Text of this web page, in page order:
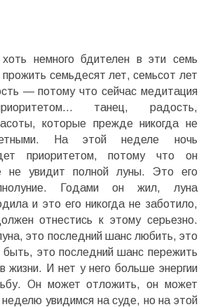
немного бдителен в эти семь
семьдесят лет, семьсот лет
— потому что сейчас медитация
танец, радость,
которые прежде никогда не
На этой неделе ночь
приоритетом, потому что он
не увидит полной луны. Это его
Годами он жил, луна
и это его никогда не заботило,
отнестись к этому серьезно.
это последний шанс любить, это
это последний шанс пережить
жизни. И нет у него больше энергии
Он может отложить, он может
увидимся на суде, но на этой